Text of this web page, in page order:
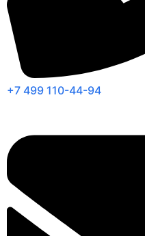
+7 499 110-44-94